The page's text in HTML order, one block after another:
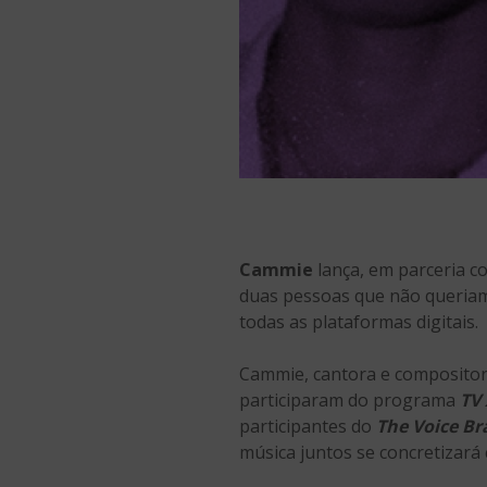
Cammie lança, em parceria
duas pessoas que não
todas as plataformas digitais.
Cammie, cantora e
participaram do programa
participantes do The Voice
música juntos se concretizará